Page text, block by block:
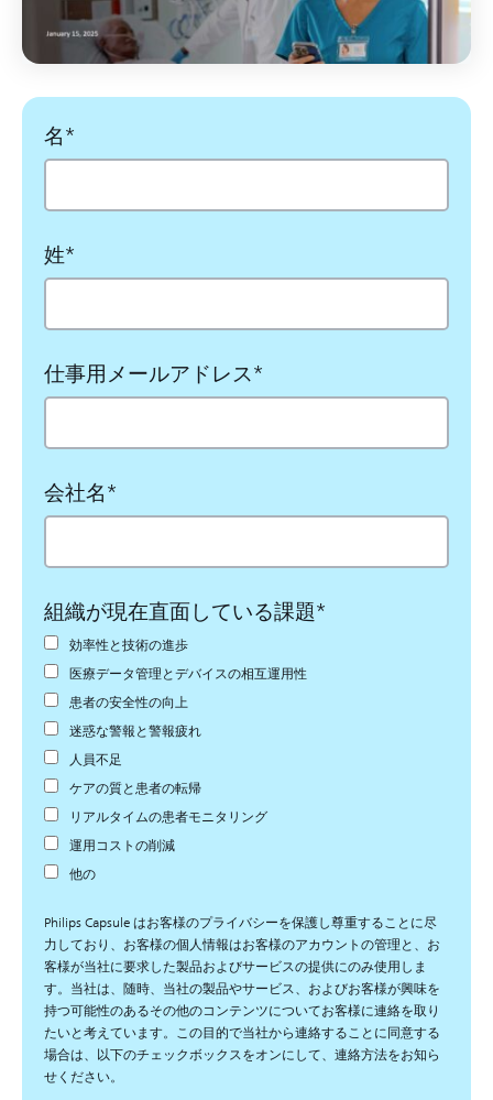
名*
姓*
仕事用メールアドレス*
会社名*
組織が現在直面している課題*
効率性と技術の進歩
医療データ管理とデバイスの相互運用性
患者の安全性の向上
迷惑な警報と警報疲れ
人員不足
ケアの質と患者の転帰
リアルタイムの患者モニタリング
運用コストの削減
他の
Philips Capsule はお客様のプライバシーを保護し尊重することに尽
力しており、お客様の個人情報はお客様のアカウントの管理と、お
客様が当社に要求した製品およびサービスの提供にのみ使用しま
す。当社は、随時、当社の製品やサービス、およびお客様が興味を
持つ可能性のあるその他のコンテンツについてお客様に連絡を取り
たいと考えています。この目的で当社から連絡することに同意する
場合は、以下のチェックボックスをオンにして、連絡方法をお知ら
せください。